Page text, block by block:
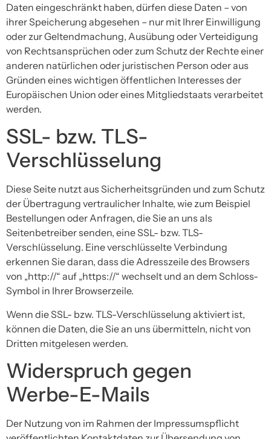
Daten eingeschränkt haben, dürfen diese Daten – von
ihrer Speicherung abgesehen – nur mit Ihrer Einwilligung
oder zur Geltendmachung, Ausübung oder Verteidigung
von Rechtsansprüchen oder zum Schutz der Rechte einer
anderen natürlichen oder juristischen Person oder aus
Gründen eines wichtigen öffentlichen Interesses der
Europäischen Union oder eines Mitgliedstaats verarbeitet
werden.
SSL- bzw. TLS-
Verschlüsselung
Diese Seite nutzt aus Sicherheitsgründen und zum Schutz
der Übertragung vertraulicher Inhalte, wie zum Beispiel
Bestellungen oder Anfragen, die Sie an uns als
Seitenbetreiber senden, eine SSL- bzw. TLS-
Verschlüsselung. Eine verschlüsselte Verbindung
erkennen Sie daran, dass die Adresszeile des Browsers
von „http://“ auf „https://“ wechselt und an dem Schloss-
Symbol in Ihrer Browserzeile.
Wenn die SSL- bzw. TLS-Verschlüsselung aktiviert ist,
können die Daten, die Sie an uns übermitteln, nicht von
Dritten mitgelesen werden.
Widerspruch gegen
Werbe-E-Mails
Der Nutzung von im Rahmen der Impressumspflicht